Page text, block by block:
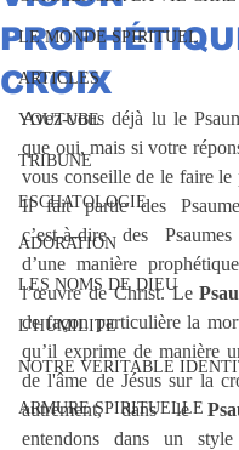
LE MONDE SPIRITUEL
ARTICLES
YOUTUBE
TRIBUNE
ESCHATOLOGIE
ADORATION
LES NOMS DE DIEU
L'HUMILITE
NOTRE VERITABLE
ARMURE SPIRITUELLE
CROIX
Avez-vous déjà lu le
que oui, mais si votre
vous conseille de le faire le
Il fait partie des
c’est-à-dire des
d’une manière
l’œuvre de Christ. Le
de façon particulière la
qu’il exprime de manière
de l'âme de Jésus sur la
autrement, dans le
entendons dans un